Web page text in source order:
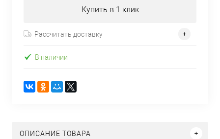
Купить в 1 клик
Рассчитать доставку
В наличии
ОПИСАНИЕ ТОВАРА